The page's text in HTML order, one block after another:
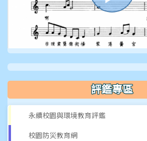
評鑑專區
永續校園與環境教育評鑑
校園防災教育網